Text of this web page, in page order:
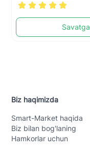
Savatga
Biz haqimizda
Smart-Mаrket haqida
Biz bilan bog'laning
Hamkorlar uchun